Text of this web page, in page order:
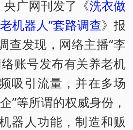
广网刊发了《洗衣做
机器人”套路调查》报
查发现，网络主播“李
账号发布有关养老机
吸引流量，并在多场
”等所谓的权威身份，
器人功能，制造和贩